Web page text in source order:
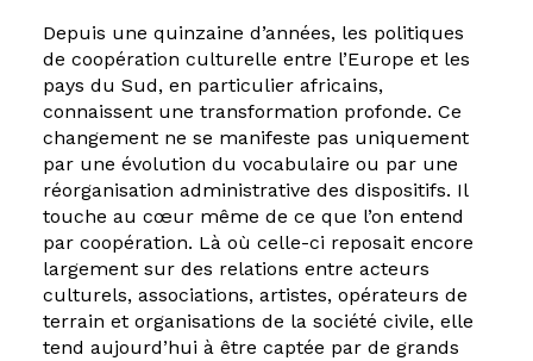
Depuis une quinzaine d’années, les politiques
de coopération culturelle entre l’Europe et les
pays du Sud, en particulier africains,
connaissent une transformation profonde. Ce
changement ne se manifeste pas uniquement
par une évolution du vocabulaire ou par une
réorganisation administrative des dispositifs. Il
touche au cœur même de ce que l’on entend
par coopération. Là où celle-ci reposait encore
largement sur des relations entre acteurs
culturels, associations, artistes, opérateurs de
terrain et organisations de la société civile, elle
tend aujourd’hui à être captée par de grands